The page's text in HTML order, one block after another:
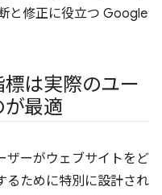
と修正に役立つ Google
は実際のユー
最適
ザーがウェブサイトをど
るために特別に設計され